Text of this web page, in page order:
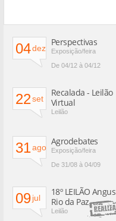
04dez
Perspectivas
Exposição/feira
De 04/12 à 04/12
22set
Recalada - Leilão
Virtual
Leilão
31ago
Agrodebates
Exposição/feira
De 31/08 à 04/09
09jul
18º LEILÃO Angus
Rio da Paz
Leilão